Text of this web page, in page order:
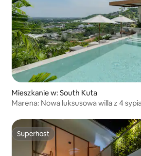
Mieszkanie w: South Kuta
Marena: Nowa luksusowa willa z 4
Superhost
Superhost